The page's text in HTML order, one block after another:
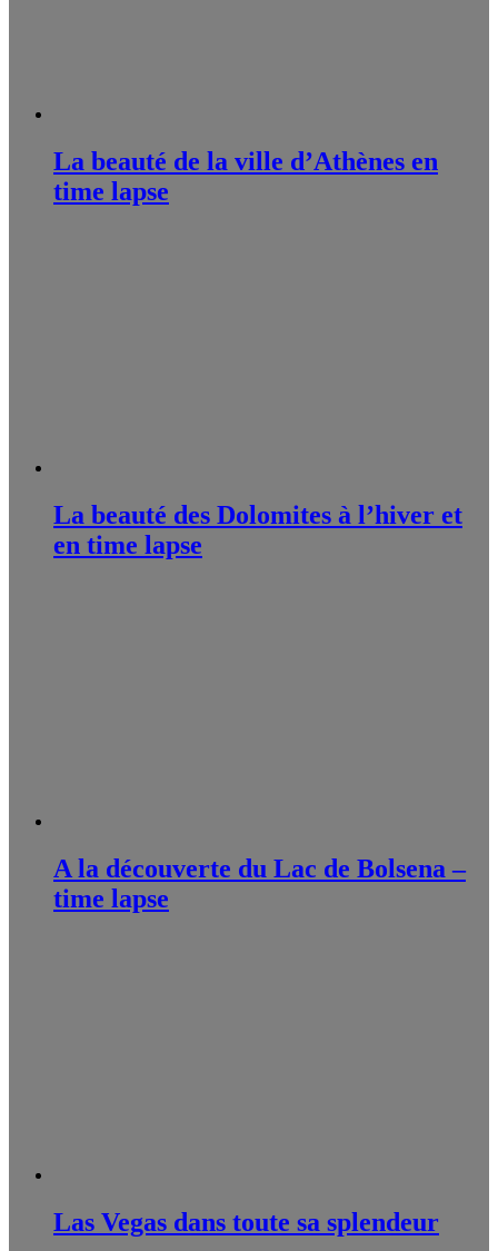
La beauté de la ville d’Athènes en
time lapse
La beauté des Dolomites à l’hiver et
en time lapse
A la découverte du Lac de Bolsena –
time lapse
Las Vegas dans toute sa splendeur